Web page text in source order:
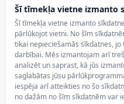
Šī tīmekļa vietne izmanto
Šī tīmekļa vietne izmanto
pārlūkojot vietni. No šīm
tikai nepieciešamās sīkdatnes,
darbībai. Mēs izmantojam arī
analizēt un saprast, kā jūs
saglabātas jūsu
iespēja arī atteikties no šo
no dažām no šīm sīkdatnēm var